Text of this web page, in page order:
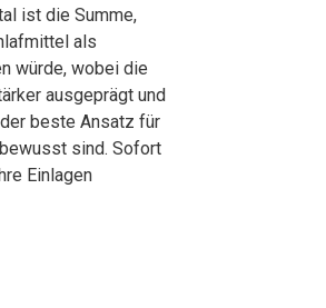
ist die Summe,
als
würde, wobei die
ausgeprägt und
beste Ansatz für
sind. Sofort
Einlagen